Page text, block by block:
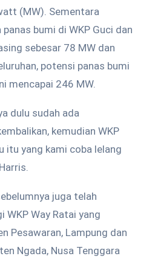
(MW). Sementara
bumi di WKP Guci dan
sebesar 78 MW dan
potensi panas bumi
mencapai 246 MW.
dulu sudah ada
kemudian WKP
itu yang kami coba lelang
juga telah
WKP Way Ratai yang
Pesawaran, Lampung dan
Ngada, Nusa Tenggara